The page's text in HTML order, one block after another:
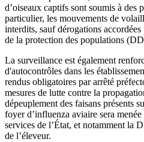
d’oiseaux captifs sont soumis à des
particulier, les mouvements de
interdits, sauf dérogations
de la protection des populations
La surveillance est également
d'autocontrôles dans les
rendus obligatoires par arrêté
mesures de lutte contre la
dépeuplement des faisans présents
foyer d’influenza aviaire sera
services de l’État, et notamment la
de l’éleveur.